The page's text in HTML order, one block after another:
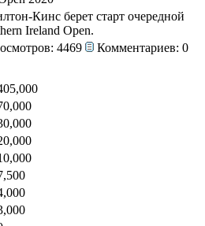
Кинс берет старт очередной
Ireland Open.
4469
Комментариев: 0